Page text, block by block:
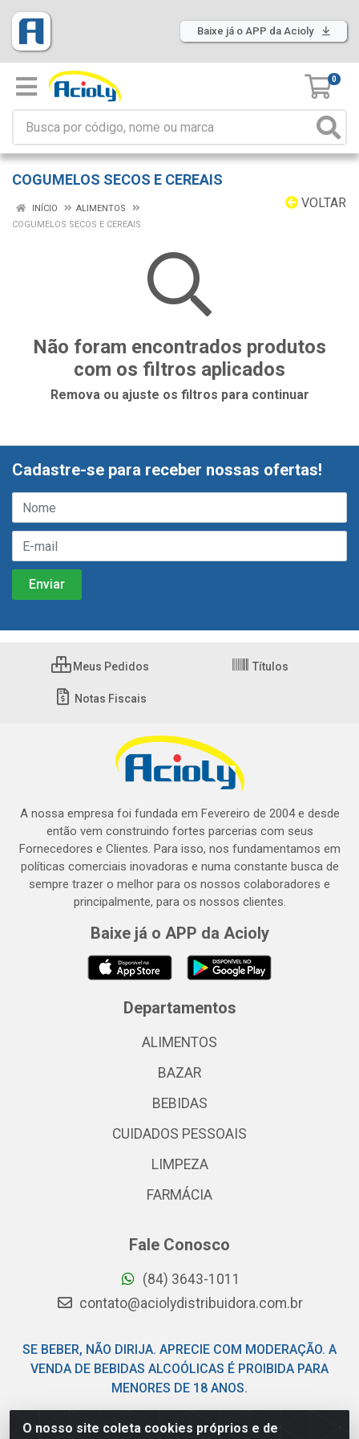
Baixe já o APP da Acioly
0
COGUMELOS SECOS E CEREAIS
VOLTAR
INÍCIO
ALIMENTOS
COGUMELOS SECOS E CEREAIS
Não foram encontrados produtos
com os filtros aplicados
Remova ou ajuste os filtros para continuar
O nosso site coleta cookies próprios e de
Cadastre-se para receber nossas ofertas!
Meus Pedidos Títulos
Notas Fiscais
A nossa empresa foi fundada em Fevereiro de 2004 e desde
então vem construindo fortes parcerias com seus
Fornecedores e Clientes. Para isso, nos fundamentamos em
políticas comerciais inovadoras e numa constante busca de
sempre trazer o melhor para os nossos colaboradores e
principalmente, para os nossos clientes.
Baixe já o APP da Acioly
Departamentos
ALIMENTOS
BAZAR
BEBIDAS
CUIDADOS PESSOAIS
LIMPEZA
FARMÁCIA
Fale Conosco
(84) 3643-1011
contato@aciolydistribuidora.com.br
SE BEBER, NÃO DIRIJA. APRECIE COM MODERAÇÃO. A
VENDA DE BEBIDAS ALCOÓLICAS É PROIBIDA PARA
MENORES DE 18 ANOS.